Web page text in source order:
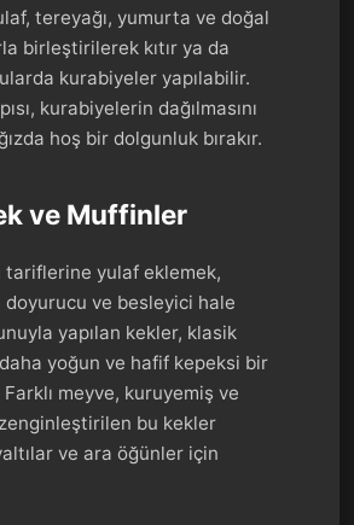
tereyağı, yumurta ve doğal
birleştirilerek kıtır ya da
kurabiyeler yapılabilir.
kurabiyelerin dağılmasını
hoş bir dolgunluk bırakır.
ve Muffinler
tariflerine yulaf eklemek,
ve besleyici hale
yapılan kekler, klasik
yoğun ve hafif kepeksi bir
meyve, kuruyemiş ve
bu kekler
ve ara öğünler için